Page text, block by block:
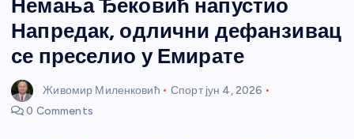
и портал
Немања Ђековић напустио
Напредак, одлични дефанзивац
се преселио у Емирате
Живомир Миленковић Спорт јун 4, 2026
0 Comments